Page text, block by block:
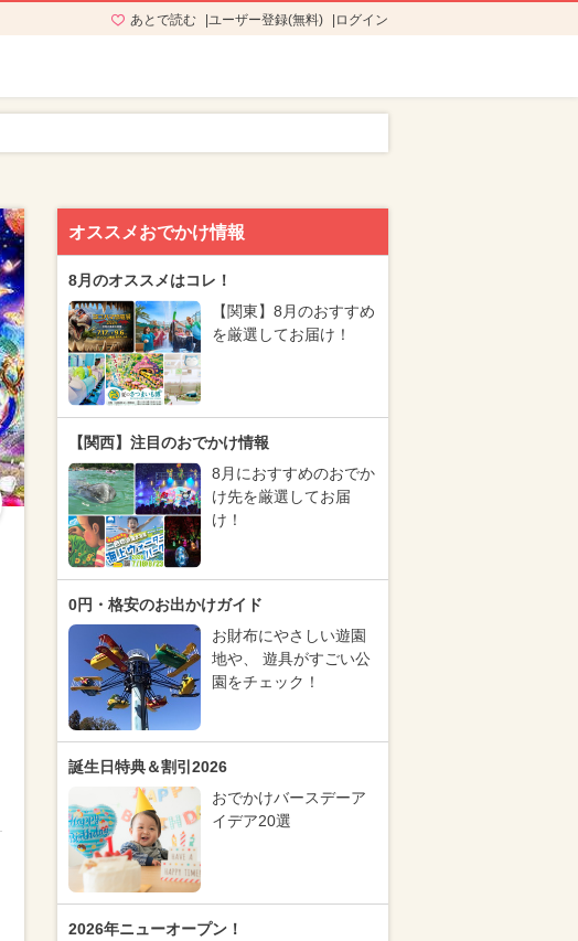
あとで読む ユーザー登録(無料) ログイン
オススメおでかけ情報
8月のオススメはコレ！
【関東】8月のおすすめ
を厳選してお届け！
【関西】注目のおでかけ情報
8月におすすめのおでか
け先を厳選してお届
け！
0円・格安のお出かけガイド
お財布にやさしい遊園
地や、 遊具がすごい公
園をチェック！
誕生日特典＆割引2026
おでかけバースデーア
イデア20選
2026年ニューオープン！